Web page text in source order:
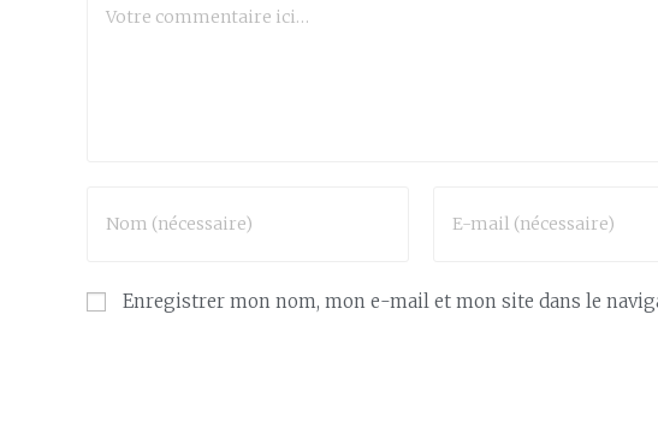
Enregistrer mon nom, mon e-mail et mon site dans le